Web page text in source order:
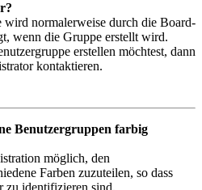
normalerweise durch die Board-
wenn die Gruppe erstellt wird.
erstellen möchtest, dann
kontaktieren.
Benutzergruppen farbig
möglich, den
Farben zuzuteilen, so dass